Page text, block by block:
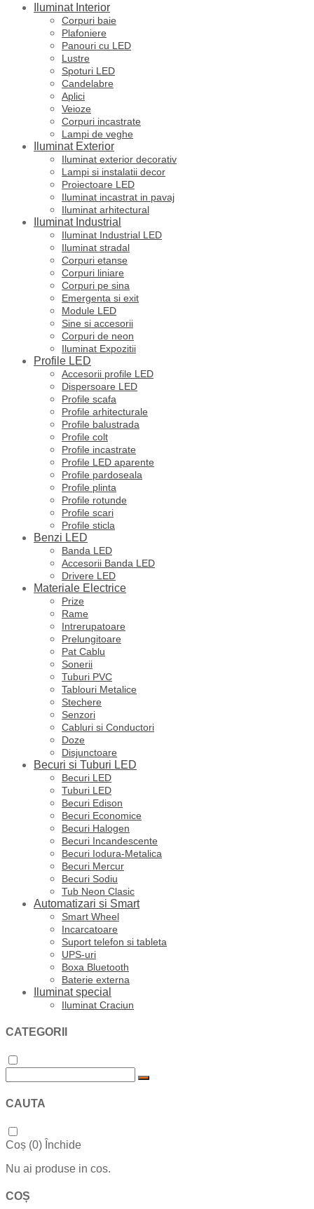
Iluminat Interior
Corpuri baie
Plafoniere
Panouri cu LED
Lustre
Spoturi LED
Candelabre
Aplici
Veioze
Corpuri incastrate
Lampi de veghe
Iluminat Exterior
Iluminat exterior decorativ
Lampi si instalatii decor
Proiectoare LED
Iluminat incastrat in pavaj
Iluminat arhitectural
Iluminat Industrial
Iluminat Industrial LED
Iluminat stradal
Corpuri etanse
Corpuri liniare
Corpuri pe sina
Emergenta si exit
Module LED
Sine si accesorii
Corpuri de neon
Iluminat Expozitii
Profile LED
Accesorii profile LED
Dispersoare LED
Profile scafa
Profile arhitecturale
Profile balustrada
Profile colt
Profile incastrate
Profile LED aparente
Profile pardoseala
Profile plinta
Profile rotunde
Profile scari
Profile sticla
Benzi LED
Banda LED
Accesorii Banda LED
Drivere LED
Materiale Electrice
Prize
Rame
Intrerupatoare
Prelungitoare
Pat Cablu
Sonerii
Tuburi PVC
Tablouri Metalice
Stechere
Senzori
Cabluri si Conductori
Doze
Disjunctoare
Becuri si Tuburi LED
Becuri LED
Tuburi LED
Becuri Edison
Becuri Economice
Becuri Halogen
Becuri Incandescente
Becuri Iodura-Metalica
Becuri Mercur
Becuri Sodiu
Tub Neon Clasic
Automatizari si Smart
Smart Wheel
Incarcatoare
Suport telefon si tableta
UPS-uri
Boxa Bluetooth
Baterie externa
Iluminat special
Iluminat Craciun
CATEGORII
CAUTA
Coș (0) Închide
Nu ai produse in cos.
COȘ